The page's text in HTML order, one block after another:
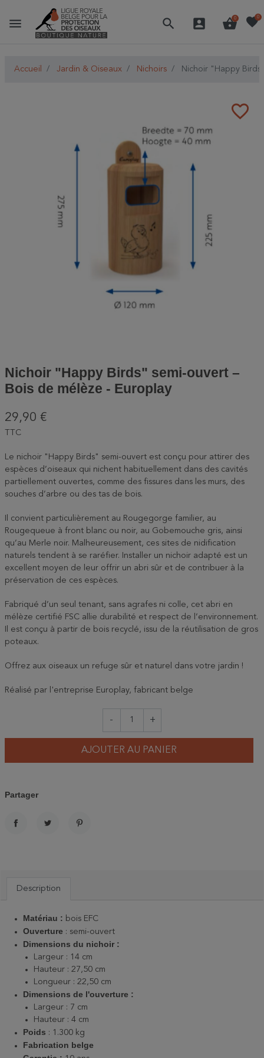
menu search account_box shopping_basket
0 favorite0
Accueil Jardin & Oiseaux Nichoirs Nichoir "Happy
favorite_border
Nichoir "Happy Birds" semi-ouvert –
Bois de mélèze - Europlay
29,90 €
TTC
Le nichoir "Happy Birds" semi-ouvert est conçu pour attirer des
espèces d’oiseaux qui nichent habituellement dans des cavités
partiellement ouvertes, comme des fissures dans les murs, des
souches d’arbre ou des tas de bois.
Il convient particulièrement au Rougegorge familier, au
Rougequeue à front blanc ou noir, au Gobemouche gris, ainsi
qu’au Merle noir. Malheureusement, ces sites de nidification
naturels tendent à se raréfier. Installer un nichoir adapté est un
excellent moyen de leur offrir un abri sûr et de contribuer à la
préservation de ces espèces.
Fabriqué d’un seul tenant, sans agrafes ni colle, cet abri en
mélèze certifié FSC allie durabilité et respect de l’environnement.
Il est conçu à partir de bois recyclé, issu de la réutilisation de gros
poteaux.
Offrez aux oiseaux un refuge sûr et naturel dans votre jardin !
Réalisé par l'entreprise Europlay, fabricant belge
- +
AJOUTER AU PANIER
Partager
Description
Matériau : bois EFC
Ouverture : semi-ouvert
Dimensions du nichoir :
Largeur : 14 cm
Hauteur : 27,50 cm
Longueur : 22,50 cm
Dimensions de l'ouverture :
Largeur : 7 cm
Hauteur : 4 cm
Poids : 1.300 kg
Fabrication belge